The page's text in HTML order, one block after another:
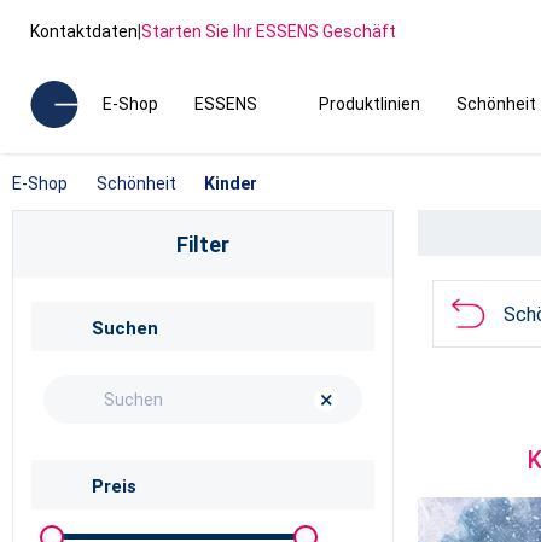
Kontaktdaten|Starten Sie Ihr ESSENS Geschäft
E-Shop ESSENS Produktlinien Schönheit
E-Shop Schönheit Kinder
Filter
Suchen
×
Preis